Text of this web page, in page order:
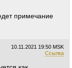
примечание
10.11.2021 19:50 MSK
Ссылка